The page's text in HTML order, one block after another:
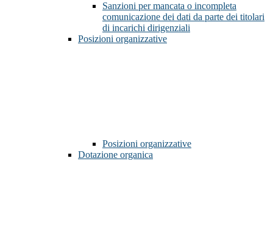
Sanzioni per mancata o incompleta
comunicazione dei dati da parte dei titolari
di incarichi dirigenziali
Posizioni organizzative
Posizioni organizzative
Dotazione organica